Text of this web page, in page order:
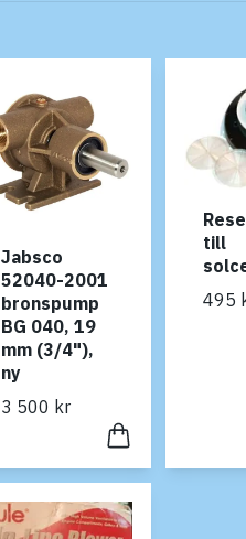
Jabsco
52040-2001
bronspump
BG 040, 19
mm (3/4"),
ny
3 500 kr
till
495